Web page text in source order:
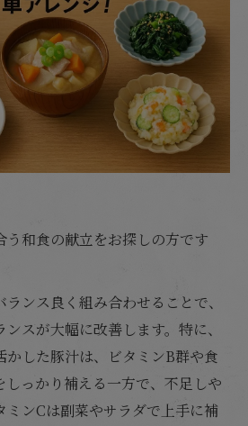
和食の献立をお探しの方です
ンス良く組み合わせることで、
スが大幅に改善します。特に、
かした豚汁は、ビタミンB群や食
っかり補える一方で、不足しや
ミンCは副菜やサラダで上手に補